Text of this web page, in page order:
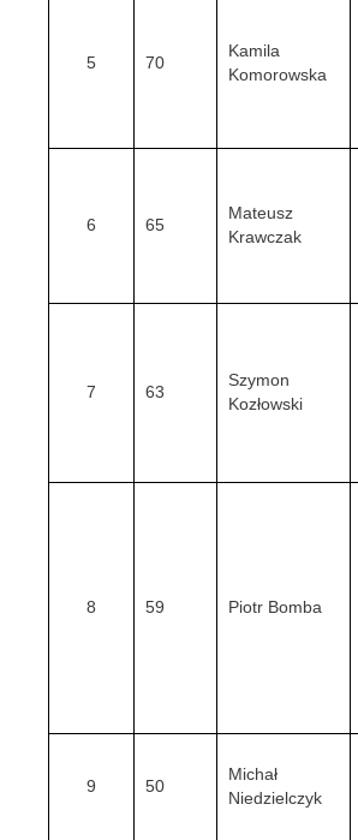
5 70
Kamila
Komorowska
6 65
Mateusz
Krawczak
7 63
Szymon
Kozłowski
8 59 Piotr Bomba
9 50
Michał
Niedzielczyk